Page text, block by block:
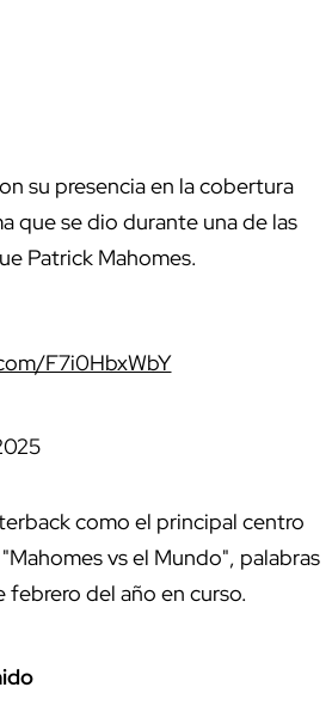
su presencia en la cobertura
que se dio durante una de las
Patrick Mahomes.
F7i0HbxWbY
como el principal centro
vs el Mundo", palabras
del año en curso.